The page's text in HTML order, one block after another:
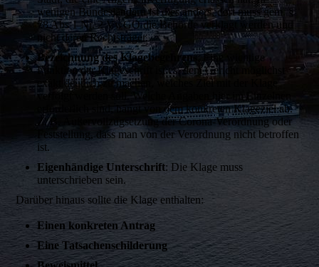
wenigen Bundesländern ist dies anders, dort muss gem. §
78 Abs 1 Nr. 2 VwGO die Behörde verklagt werden und
nicht deren Rechtsträger.
Bezeichnung des Klagebegehrens: Eine wichtige
Funktion der Klageschrift ist es, dem Gericht möglichst
exakt deutlich zu machen, welches Ziel mit der Klage
verfolgt werden soll. Welche Angaben hier im Einzelnen
erforderlich sind, hängt von dem konkreten Klageziel ab.
Z. B. Außervollzugsetzung der Corona-Verordnung oder
Feststellung, dass man von der Verordnung nicht betroffen
ist.
Eigenhändige Unterschrift: Die Klage muss
unterschrieben sein.
Darüber hinaus sollte die Klage enthalten:
Einen konkreten Antrag
Eine Tatsachenschilderung